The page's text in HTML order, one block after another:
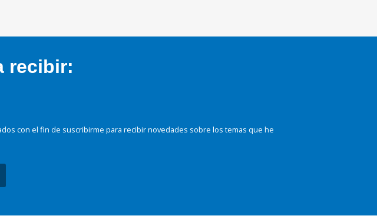
recibir:
con el fin de suscribirme para recibir novedades sobre los temas que he